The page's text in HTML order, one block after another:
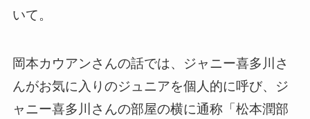
いて。
岡本カウアンさんの話では、ジャニー喜多川さ
んがお気に入りのジュニアを個人的に呼び、ジ
ャニー喜多川さんの部屋の横に通称「松本潤部